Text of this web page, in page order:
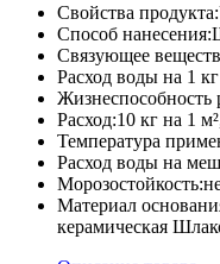
Свойства продукта:
Способ нанесения:
Связующее
Расход воды на 1
Жизнеспособность
Расход:10 кг на 1
Температура
Расход воды на
Морозостойкость:
Материал
керамическая